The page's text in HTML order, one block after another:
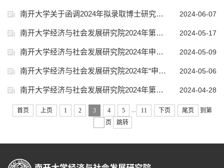
南开大学关于函调2024年拟录取博士研究生政治思想情况的通知及材料提交要求 2024-06-07
南开大学经济与社会发展研究院2024年第二批“申请-考核”制博士考核结果公示 2024-05-17
南开大学经济与社会发展研究院2024年申请考核制博士（第二轮）综合考核时间调整通知 2024-05-09
南开大学经济与社会发展研究院2024年“申请-考核”制博士（第二轮）综合考核相关要求 2024-05-06
南开大学经济与社会发展研究院2024年第二批博士“申请-考核”招生材料审核结果公示 2024-04-28
首页 上页 1 2 3 4 5 11 下页 尾页
到第
页
跳转